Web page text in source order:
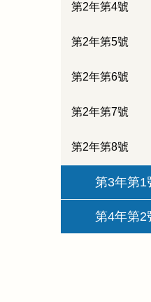
第2年第4號
第2年第5號
第2年第6號
第2年第7號
第2年第8號
第3年第1
第4年第2